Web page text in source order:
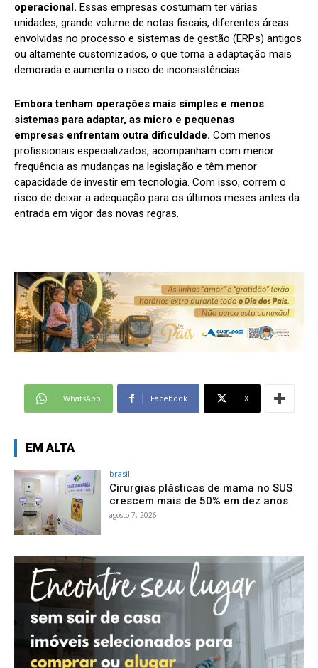
operacional. Essas empresas costumam ter várias
unidades, grande volume de notas fiscais, diferentes áreas
envolvidas no processo e sistemas de gestão (ERPs) antigos
ou altamente customizados, o que torna a adaptação mais
demorada e aumenta o risco de inconsistências.
Embora tenham operações mais simples e menos
sistemas para adaptar, as micro e pequenas
empresas enfrentam outra dificuldade. Com menos
profissionais especializados, acompanham com menor
frequência as mudanças na legislação e têm menor
capacidade de investir em tecnologia. Com isso, correm o
risco de deixar a adequação para os últimos meses antes da
entrada em vigor das novas regras.
WhatsApp Facebook X
EM ALTA
brasil
Cirurgias plásticas de mama no SUS
crescem mais de 50% em dez anos
agosto 7, 2026